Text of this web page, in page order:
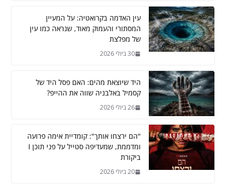
עין האדמה בקרואטיה: על המעיין
המסתורי והעמוק מאוד, שנראה כמו עין
של מפלצת
30 ביולי 2026
היד שיוצאת מהים: האם פסל היד של
קסמיל באלבניה שווה את ההייפ?
26 ביולי 2026
"הם ירצחו אותך": קומדיית אימה פרועה
ומדממת, שמעדיפה סטייל על פני תוכן I
ביקורת
20 ביולי 2026